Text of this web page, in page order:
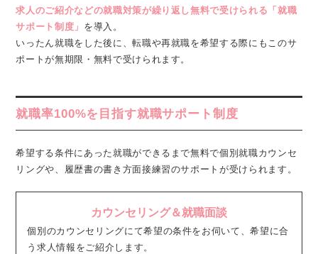
求人のご紹介などの就職対策が繰り返し無料で受けられる「就職
サポート制度」 を導入。
いったん就職をした後に、転職や再就職を希望する際にもこのサ
ポートが無期限・無料で受けられます。
就職率100%を目指す就職サポート制度
希望する条件にあった就職ができるまで無料で個別就職カウンセ
リングや、履歴書の書き方面接練習のサポートが受けられます。
カウンセリング＆就職面談
個別のカウンセリングにて希望の条件をお伺いて、希望に合
う求人情報をご紹介します。